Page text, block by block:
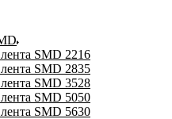
SMD 2216
SMD 2835
SMD 3528
SMD 5050
SMD 5630